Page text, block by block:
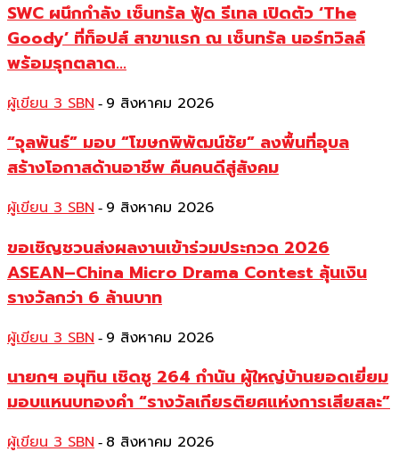
SWC ผนึกกำลัง เซ็นทรัล ฟู้ด รีเทล เปิดตัว ‘The
Goody’ ที่ท็อปส์ สาขาแรก ณ เซ็นทรัล นอร์ทวิลล์
พร้อมรุกตลาด...
ผู้เขียน 3 SBN - 9 สิงหาคม 2026
“จุลพันธ์” มอบ “โฆษกพิพัฒน์ชัย” ลงพื้นที่อุบล
สร้างโอกาสด้านอาชีพ คืนคนดีสู่สังคม
ผู้เขียน 3 SBN - 9 สิงหาคม 2026
ขอเชิญชวนส่งผลงานเข้าร่วมประกวด 2026
ASEAN–China Micro Drama Contest ลุ้นเงิน
รางวัลกว่า 6 ล้านบาท
ผู้เขียน 3 SBN - 9 สิงหาคม 2026
นายกฯ อนุทิน เชิดชู 264 กำนัน ผู้ใหญ่บ้านยอดเยี่ยม
มอบแหนบทองคำ “รางวัลเกียรติยศแห่งการเสียสละ”
ผู้เขียน 3 SBN - 8 สิงหาคม 2026